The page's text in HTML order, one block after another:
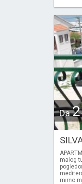
Da
malog
mirno